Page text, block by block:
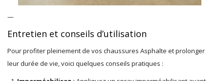
—
Entretien et conseils d’utilisation
Pour profiter pleinement de vos chaussures Asphalte et prolonger
leur durée de vie, voici quelques conseils pratiques :